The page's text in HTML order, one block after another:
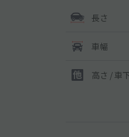
長さ
車幅
高さ / 車